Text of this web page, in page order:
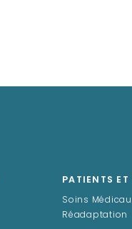
PATIENTS ET
Soins
Réadaptation